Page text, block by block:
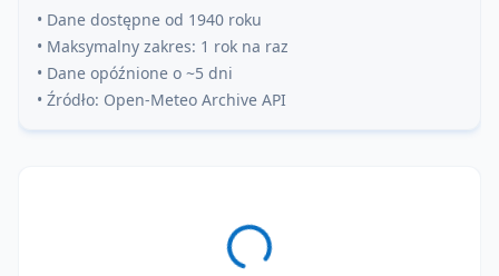
• Dane dostępne od 1940 roku
• Maksymalny zakres: 1 rok na raz
• Dane opóźnione o ~5 dni
• Źródło: Open-Meteo Archive API